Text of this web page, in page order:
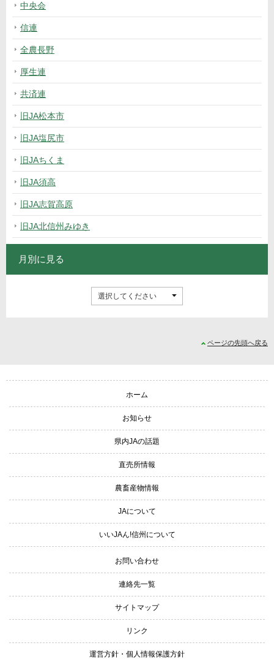
中央会
信連
全農長野
厚生連
共済連
旧JA松本市
旧JA塩尻市
旧JAちくま
旧JA須高
旧JA志賀高原
旧JA北信州みゆき
月別に見る
サイトナビゲーション
ホーム
お知らせ
県内JAの話題
直売所情報
農畜産物情報
JAについて
いいJAん!信州について
お問い合わせ
連絡先一覧
サイトマップ
リンク
運営方針・個人情報保護方針
ページの先頭へ戻る